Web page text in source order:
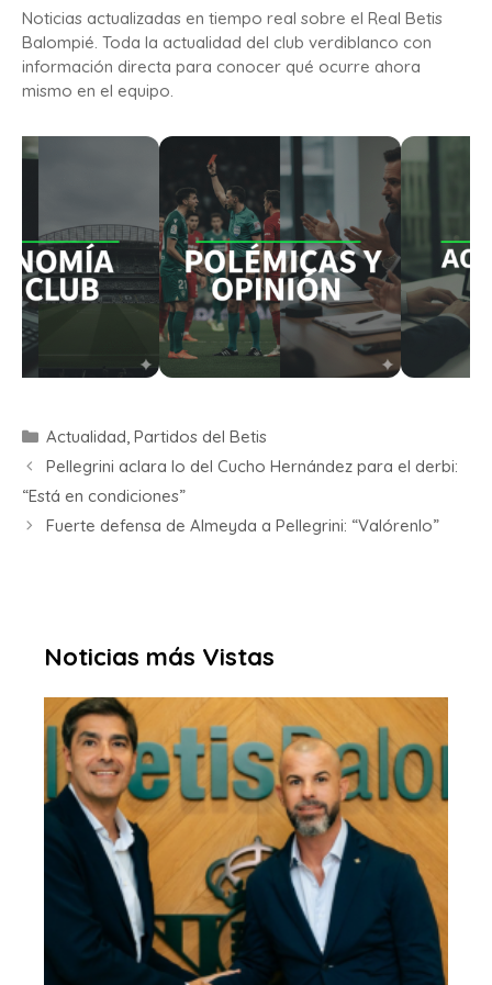
Noticias actualizadas en tiempo real sobre el Real Betis
Balompié. Toda la actualidad del club verdiblanco con
información directa para conocer qué ocurre ahora
mismo en el equipo.
Actualidad Partidos del Betis
Pellegrini aclara lo del Cucho Hernández para el derbi:
“Está en condiciones”
Fuerte defensa de Almeyda a Pellegrini: “Valórenlo”
Noticias más Vistas